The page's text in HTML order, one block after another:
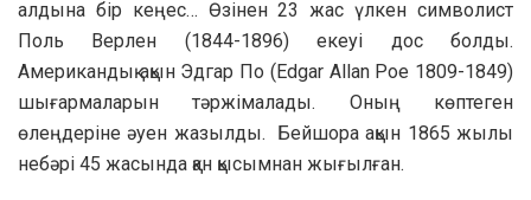
алдына бір кеңес… Өзінен 23 жас үлкен символист
Поль Верлен (1844-1896) екеуі дос болды.
Американдық ақын Эдгар По (Edgar Allan Poe 1809-1849)
шығармаларын тәржімалады. Оның көптеген
өлеңдеріне әуен жазылды. Бейшора ақын 1865 жылы
небәрі 45 жасында қан қысымнан жығылған.